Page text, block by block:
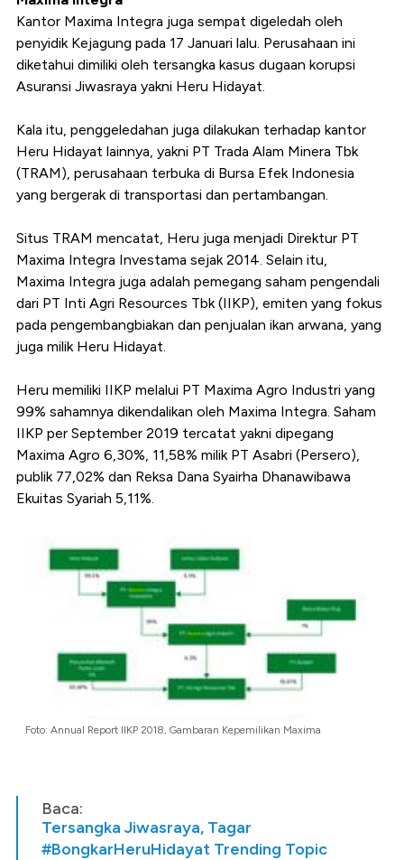
Kantor Maxima Integra juga sempat digeledah oleh
penyidik Kejagung pada 17 Januari lalu. Perusahaan ini
diketahui dimiliki oleh tersangka kasus dugaan korupsi
Asuransi Jiwasraya yakni Heru Hidayat.
Kala itu, penggeledahan juga dilakukan terhadap kantor
Heru Hidayat lainnya, yakni PT Trada Alam Minera Tbk
(TRAM), perusahaan terbuka di Bursa Efek Indonesia
yang bergerak di transportasi dan pertambangan.
Situs TRAM mencatat, Heru juga menjadi Direktur PT
Maxima Integra Investama sejak 2014. Selain itu,
Maxima Integra juga adalah pemegang saham pengendali
dari PT Inti Agri Resources Tbk (IIKP), emiten yang fokus
pada pengembangbiakan dan penjualan ikan arwana, yang
juga milik Heru Hidayat.
Heru memiliki IIKP melalui PT Maxima Agro Industri yang
99% sahamnya dikendalikan oleh Maxima Integra. Saham
IIKP per September 2019 tercatat yakni dipegang
Maxima Agro 6,30%, 11,58% milik PT Asabri (Persero),
publik 77,02% dan Reksa Dana Syairha Dhanawibawa
Ekuitas Syariah 5,11%.
Foto: Annual Report IIKP 2018, Gambaran Kepemilikan Maxima
Baca:
Tersangka Jiwasraya, Tagar
#BongkarHeruHidayat Trending Topic